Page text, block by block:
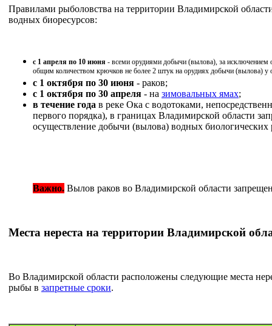
Правилами рыболовства на территории Владимирской
водных биоресурсов:
с 1 апреля по 10 июня - всеми орудиями добычи (вылова), за исключением
общим количеством крючков не более 2 штук на орудиях добычи (вылова) у
с 1 октября по 30 июня - раков;
с 1 октября по 30 апреля - на зимовальных ямах;
в течение года в реке Ока с водотоками,
первого порядка), в границах Владимирской области
осуществление добычи (вылова) водных биологических
Важно. Вылов раков во Владимирской области
Места нереста на территории Владимирской
Во Владимирской области расположены следующие места
рыбы в запретные сроки.